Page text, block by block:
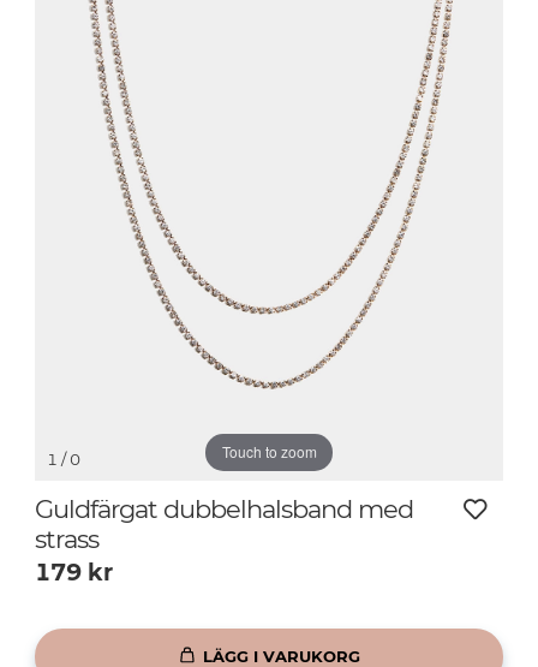
Touch to zoom
1 / 0
Guldfärgat dubbelhalsband med
strass
179 kr
LÄGG I VARUKORG